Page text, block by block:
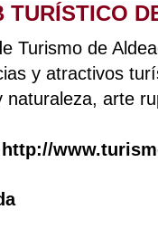
TURÍSTICO
Turismo de
y atractivos
naturaleza, arte
http://